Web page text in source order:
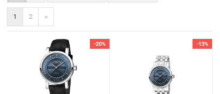
1 2 »
-20% -13%